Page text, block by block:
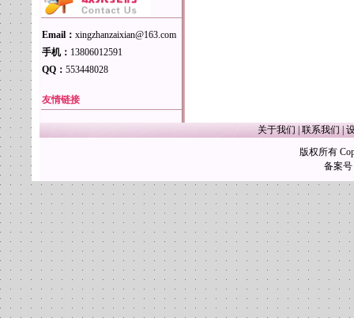
Email： xingzhanzaixian@163.com
手机： 13806012591
QQ： 553448028
友情链接
关于我们 联系我们
版权所有
备案号